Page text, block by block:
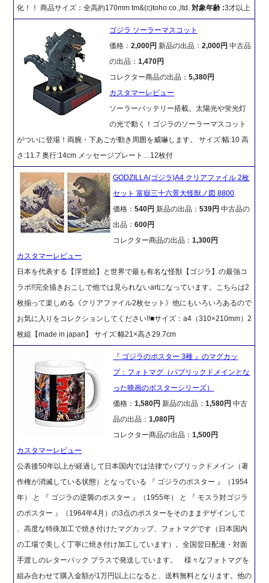
化！！ 商品サイズ：全高約170mm tm&(c)toho co.,ltd.対象年齢 :3才以上
ゴジラ ソーラーマスコット
価格：2,000円新品の出品：2,000円 中古品
の出品：1,470円
コレクター商品の出品：5,380円
カスタマーレビュー
ソーラーバッテリー搭載。太陽光や蛍光灯
の光で動く！ゴジラのソーラーマスコット
がついに登場！両腕・下あごが動き周囲を威嚇します。 サイズ:幅:10 高
さ:11.7 奥行:14cm メッセージプレート…12枚付
GODZILLA(ゴジラ)A4 クリアファイル 2枚
セット 富嶽三十六景大怪獣ノ図 8800
価格：540円新品の出品：539円 中古品の
出品：600円
コレクター商品の出品：1,300円
カスタマーレビュー
日本を代表する【浮世絵】と世界で最も有名な怪獣【ゴジラ】の最強コ
ラボ!!完全描きおこしで他では見られないartになっています。こちらは2
枚揃って楽しめる《クリアファイル2枚セット》他にもいろいろあるので
お気に入りをコレクションしてください!!■サイズ：a4（310×210mm）2
枚組【made in japan】 サイズ:幅21×高さ29.7cm
『 ゴジラのポスター 3種 』のマグカッ
プ：フォトマグ（パブリックドメインとな
った映画のポスターシリーズ）
価格：1,580円新品の出品：1,580円 中古
品の出品：1,080円
コレクター商品の出品：1,500円
カスタマーレビュー
公表後50年以上が経過して日本国内では法律でパブリックドメイン（著
作権が消滅している状態）となっている 『 ゴジラのポスター 』（1954
年） と 『 ゴジラの逆襲のポスター 』（1955年） と 『 モスラ対ゴジラ
のポスター 』（1964年4月）の3点のポスターをそのままデザインして
、高度な特殊加工で焼き付けたマグカップ、フォトマグです（日本国内
の工場で美しく丁寧に焼き付け加工しています）。全国翌日配達・対面
手渡しのレターパック プラスで発送しています。 様々なフォトマグを
組み合わせて購入金額が1万円以上になると、送料無料となります。他の